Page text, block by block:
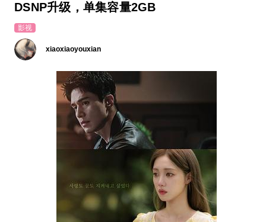
DSNP升级，单集容量2GB
影视
xiaoxiaoyouxian